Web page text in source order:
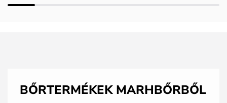
BŐRTERMÉKEK MARHBŐRBŐL